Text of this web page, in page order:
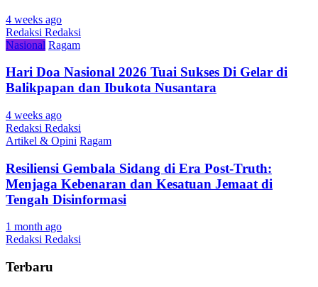
4 weeks ago
Redaksi Redaksi
Nasional Ragam
Hari Doa Nasional 2026 Tuai Sukses Di Gelar di
Balikpapan dan Ibukota Nusantara
4 weeks ago
Redaksi Redaksi
Artikel & Opini Ragam
Resiliensi Gembala Sidang di Era Post-Truth:
Menjaga Kebenaran dan Kesatuan Jemaat di
Tengah Disinformasi
1 month ago
Redaksi Redaksi
Terbaru